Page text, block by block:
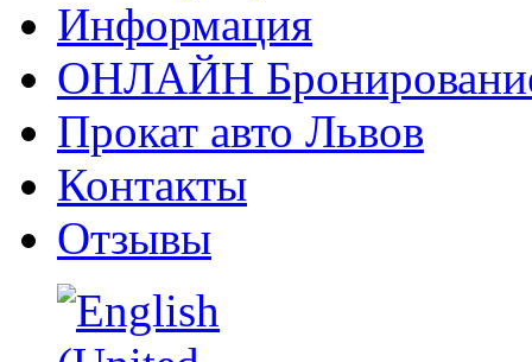
Информация
ОНЛАЙН
Прокат авто Львов
Контакты
Отзывы